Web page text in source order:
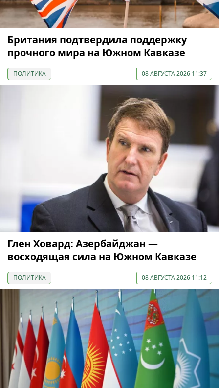
Британия подтвердила поддержку
прочного мира на Южном Кавказе
ПОЛИТИКА 08 АВГУСТА 2026 11:37
Глен Ховард: Азербайджан —
восходящая сила на Южном Кавказе
ПОЛИТИКА 08 АВГУСТА 2026 11:12